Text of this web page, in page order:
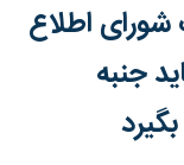
اطلاع
جنبه